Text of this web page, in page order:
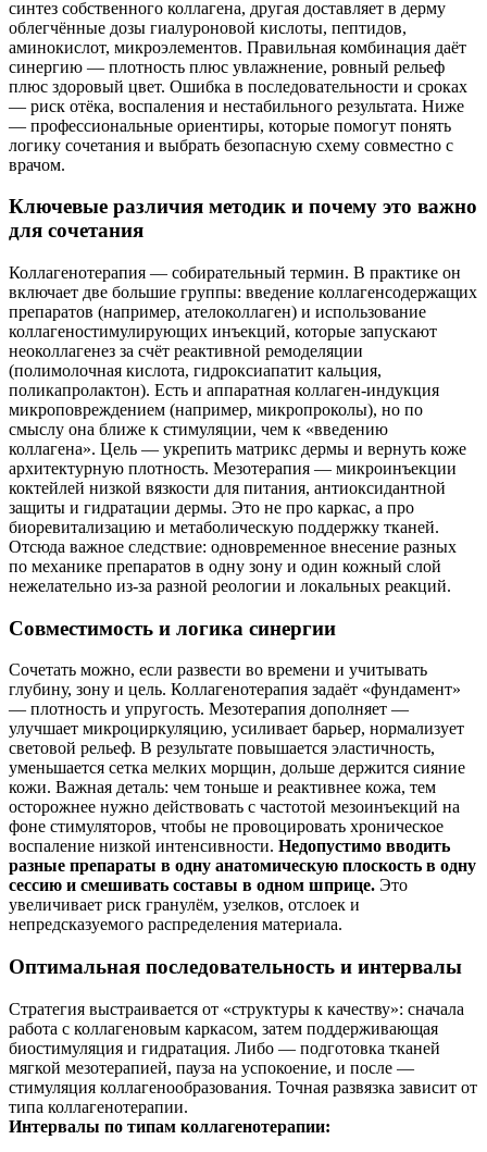
синтез собственного коллагена, другая доставляет в дерму
облегчённые дозы гиалуроновой кислоты, пептидов,
аминокислот, микроэлементов. Правильная комбинация даёт
синергию — плотность плюс увлажнение, ровный рельеф
плюс здоровый цвет. Ошибка в последовательности и сроках
— риск отёка, воспаления и нестабильного результата. Ниже
— профессиональные ориентиры, которые помогут понять
логику сочетания и выбрать безопасную схему совместно с
врачом.
Ключевые различия методик и почему это важно
для сочетания
Коллагенотерапия — собирательный термин. В практике он
включает две большие группы: введение коллагенсодержащих
препаратов (например, ателоколлаген) и использование
коллагеностимулирующих инъекций, которые запускают
неоколлагенез за счёт реактивной ремоделяции
(полимолочная кислота, гидроксиапатит кальция,
поликапролактон). Есть и аппаратная коллаген‑индукция
микроповреждением (например, микропроколы), но по
смыслу она ближе к стимуляции, чем к «введению
коллагена». Цель — укрепить матрикс дермы и вернуть коже
архитектурную плотность. Мезотерапия — микроинъекции
коктейлей низкой вязкости для питания, антиоксидантной
защиты и гидратации дермы. Это не про каркас, а про
биоревитализацию и метаболическую поддержку тканей.
Отсюда важное следствие: одновременное внесение разных
по механике препаратов в одну зону и один кожный слой
нежелательно из‑за разной реологии и локальных реакций.
Совместимость и логика синергии
Сочетать можно, если развести во времени и учитывать
глубину, зону и цель. Коллагенотерапия задаёт «фундамент»
— плотность и упругость. Мезотерапия дополняет —
улучшает микроциркуляцию, усиливает барьер, нормализует
световой рельеф. В результате повышается эластичность,
уменьшается сетка мелких морщин, дольше держится сияние
кожи. Важная деталь: чем тоньше и реактивнее кожа, тем
осторожнее нужно действовать с частотой мезоинъекций на
фоне стимуляторов, чтобы не провоцировать хроническое
воспаление низкой интенсивности. Недопустимо вводить
разные препараты в одну анатомическую плоскость в одну
сессию и смешивать составы в одном шприце. Это
увеличивает риск гранулём, узелков, отслоек и
непредсказуемого распределения материала.
Оптимальная последовательность и интервалы
Стратегия выстраивается от «структуры к качеству»: сначала
работа с коллагеновым каркасом, затем поддерживающая
биостимуляция и гидратация. Либо — подготовка тканей
мягкой мезотерапией, пауза на успокоение, и после —
стимуляция коллагенообразования. Точная развязка зависит от
типа коллагенотерапии.
Интервалы по типам коллагенотерапии: